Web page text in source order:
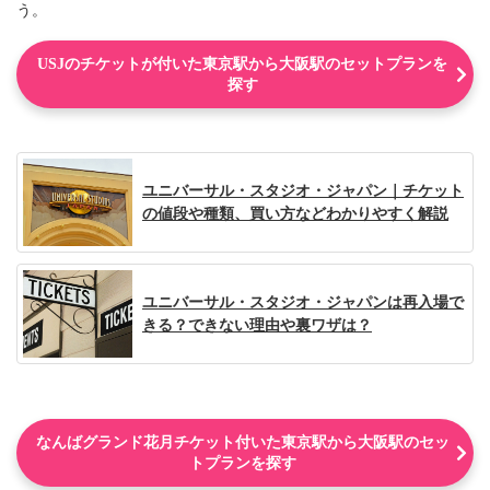
う。
USJのチケットが付いた東京駅から大阪駅のセットプランを
探す
ユニバーサル・スタジオ・ジャパン｜チケット
の値段や種類、買い方などわかりやすく解説
ユニバーサル・スタジオ・ジャパンは再入場で
きる？できない理由や裏ワザは？
なんばグランド花月チケット付いた東京駅から大阪駅のセッ
トプランを探す